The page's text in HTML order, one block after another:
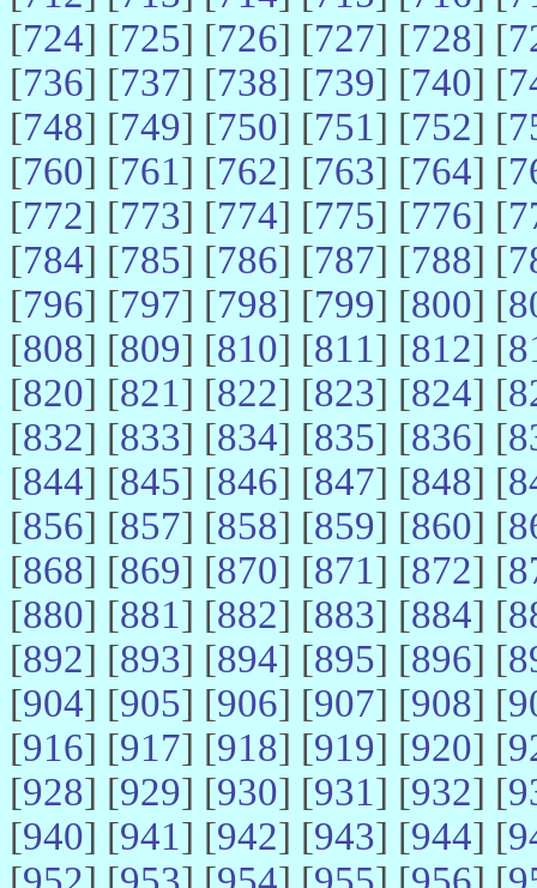
[724] [725] [726] [727] [728] [
[736] [737] [738] [739] [740] [
[748] [749] [750] [751] [752] [
[760] [761] [762] [763] [764] [
[772] [773] [774] [775] [776] [
[784] [785] [786] [787] [788] [
[796] [797] [798] [799] [800] [
[808] [809] [810] [811] [812] [
[820] [821] [822] [823] [824] [
[832] [833] [834] [835] [836] [
[844] [845] [846] [847] [848] [
[856] [857] [858] [859] [860] [
[868] [869] [870] [871] [872] [
[880] [881] [882] [883] [884] [
[892] [893] [894] [895] [896] [
[904] [905] [906] [907] [908] [
[916] [917] [918] [919] [920] [
[928] [929] [930] [931] [932] [
[940] [941] [942] [943] [944] [